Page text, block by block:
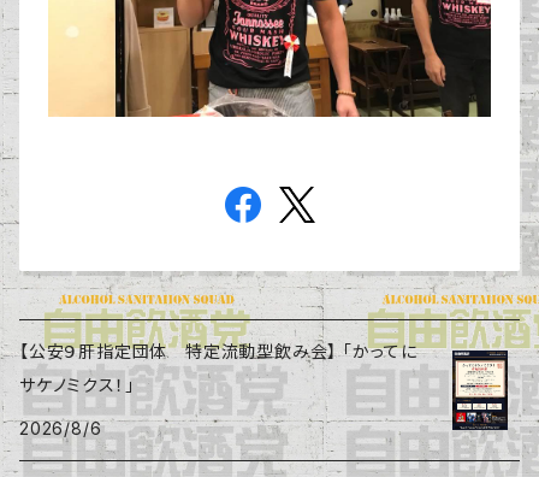
【公安９肝指定団体 特定流動型飲み会】 「かってに
サケノミクス！」
2026/8/6